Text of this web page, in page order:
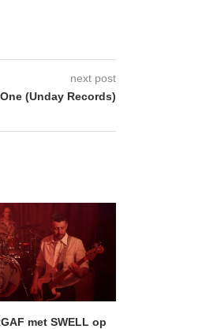
next post
(Unday Records)
met SWELL op